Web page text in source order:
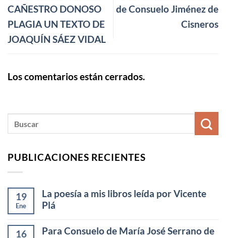
CAÑESTRO DONOSO
PLAGIA UN TEXTO DE
JOAQUÍN SÁEZ VIDAL
de Consuelo Jiménez de
Cisneros
Los comentarios están cerrados.
PUBLICACIONES RECIENTES
19
Ene
La poesía a mis libros leída por Vicente
Plá
16
Para Consuelo de María José Serrano de